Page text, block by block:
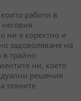
работи в
ни е коректно и
задоволяване на
в трайно
ни, което
решения
техните